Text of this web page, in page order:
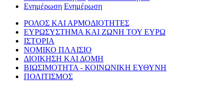
Ενημέρωση Ενημέρωση
ΡΟΛΟΣ ΚΑΙ ΑΡΜΟΔΙΟΤΗΤΕΣ
ΕΥΡΩΣΥΣΤΗΜΑ ΚΑΙ ΖΩΝΗ ΤΟΥ ΕΥΡΩ
ΙΣΤΟΡΙΑ
ΝΟΜΙΚΟ ΠΛΑΙΣΙΟ
ΔΙΟΙΚΗΣΗ ΚΑΙ ΔΟΜΗ
ΒΙΩΣΙΜΟΤΗΤΑ - ΚΟΙΝΩΝΙΚΗ ΕΥΘΥΝΗ
ΠΟΛΙΤΙΣΜΟΣ